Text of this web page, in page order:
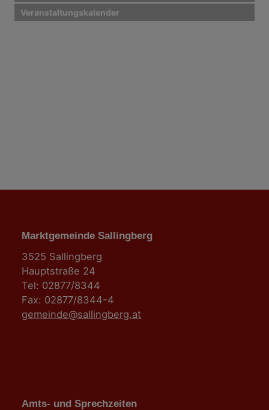
gVeranstaltungskalender
Marktgemeinde Sallingberg
3525 Sallingberg
Hauptstraße 24
Tel: 02877/8344
Fax: 02877/8344-4
gemeinde@sallingberg.at
Amts- und Sprechzeiten